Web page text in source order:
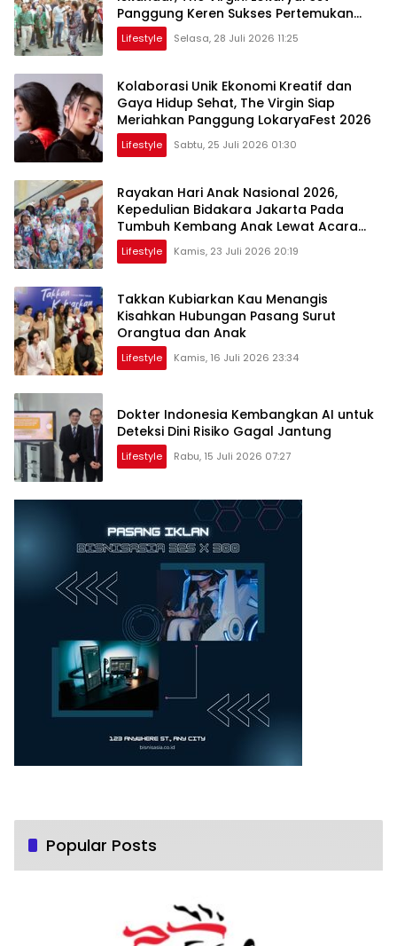
Panggung Keren Sukses Pertemukan
Kolaborasi Apik
Lifestyle Selasa, 28 Juli 2026 11:25
Kolaborasi Unik Ekonomi Kreatif dan
Gaya Hidup Sehat, The Virgin Siap
Meriahkan Panggung LokaryaFest 2026
Lifestyle Sabtu, 25 Juli 2026 01:30
Rayakan Hari Anak Nasional 2026,
Kepedulian Bidakara Jakarta Pada
Tumbuh Kembang Anak Lewat Acara
Where Hope Begins
Lifestyle Kamis, 23 Juli 2026 20:19
Takkan Kubiarkan Kau Menangis
Kisahkan Hubungan Pasang Surut
Orangtua dan Anak
Lifestyle Kamis, 16 Juli 2026 23:34
Dokter Indonesia Kembangkan AI untuk
Deteksi Dini Risiko Gagal Jantung
Lifestyle Rabu, 15 Juli 2026 07:27
Popular Posts